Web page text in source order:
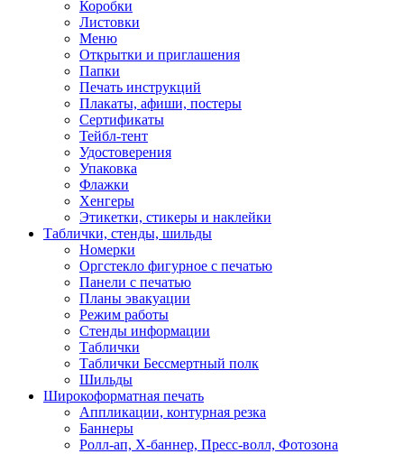
Коробки
Листовки
Меню
Открытки и приглашения
Папки
Печать инструкций
Плакаты, афиши, постеры
Сертификаты
Тейбл-тент
Удостоверения
Упаковка
Флажки
Хенгеры
Этикетки, стикеры и наклейки
Таблички, стенды, шильды
Номерки
Оргстекло фигурное с печатью
Панели с печатью
Планы эвакуации
Режим работы
Стенды информации
Таблички
Таблички Бессмертный полк
Шильды
Широкоформатная печать
Аппликации, контурная резка
Баннеры
Ролл-ап, X-баннер, Пресс-волл, Фотозона